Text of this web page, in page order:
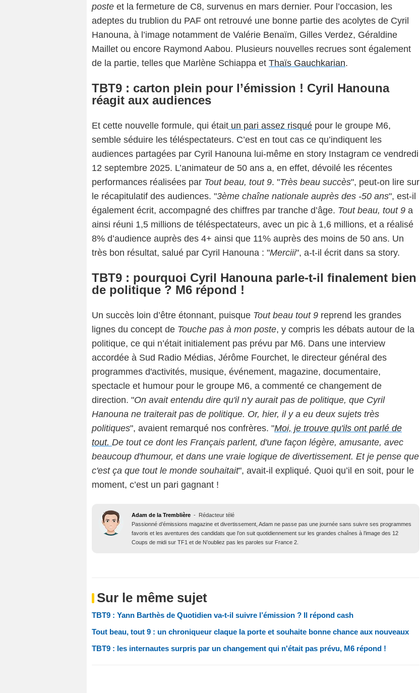
poste et la fermeture de C8, survenus en mars dernier. Pour l’occasion, les
adeptes du trublion du PAF ont retrouvé une bonne partie des acolytes de Cyril
Hanouna, à l’image notamment de Valérie Benaïm, Gilles Verdez, Géraldine
Maillet ou encore Raymond Aabou. Plusieurs nouvelles recrues sont également
de la partie, telles que Marlène Schiappa et Thaïs Gauchkarian.
TBT9 : carton plein pour l’émission ! Cyril Hanouna
réagit aux audiences
Et cette nouvelle formule, qui était un pari assez risqué pour le groupe M6,
semble séduire les téléspectateurs. C’est en tout cas ce qu’indiquent les
audiences partagées par Cyril Hanouna lui-même en story Instagram ce vendredi
12 septembre 2025. L’animateur de 50 ans a, en effet, dévoilé les récentes
performances réalisées par Tout beau, tout 9. "Très beau succès", peut-on lire sur
le récapitulatif des audiences. "3ème chaîne nationale auprès des -50 ans", est-il
également écrit, accompagné des chiffres par tranche d’âge. Tout beau, tout 9 a
ainsi réuni 1,5 millions de téléspectateurs, avec un pic à 1,6 millions, et a réalisé
8% d’audience auprès des 4+ ainsi que 11% auprès des moins de 50 ans. Un
très bon résultat, salué par Cyril Hanouna : "Merciii", a-t-il écrit dans sa story.
TBT9 : pourquoi Cyril Hanouna parle-t-il finalement bien
de politique ? M6 répond !
Un succès loin d’être étonnant, puisque Tout beau tout 9 reprend les grandes
lignes du concept de Touche pas à mon poste, y compris les débats autour de la
politique, ce qui n’était initialement pas prévu par M6. Dans une interview
accordée à Sud Radio Médias, Jérôme Fourchet, le directeur général des
programmes d'activités, musique, événement, magazine, documentaire,
spectacle et humour pour le groupe M6, a commenté ce changement de
direction. "On avait entendu dire qu'il n'y aurait pas de politique, que Cyril
Hanouna ne traiterait pas de politique. Or, hier, il y a eu deux sujets très
politiques", avaient remarqué nos confrères. "Moi, je trouve qu'ils ont parlé de
tout. De tout ce dont les Français parlent, d'une façon légère, amusante, avec
beaucoup d'humour, et dans une vraie logique de divertissement. Et je pense que
c'est ça que tout le monde souhaitait", avait-il expliqué. Quoi qu’il en soit, pour le
moment, c’est un pari gagnant !
Adam de la Tremblière -
Rédacteur télé
Passionné d’émissions magazine et divertissement, Adam ne passe pas une journée sans suivre ses programmes
favoris et les aventures des candidats que l’on suit quotidiennement sur les grandes chaînes à l’image des 12
Coups de midi sur TF1 et de N’oubliez pas les paroles sur France 2.
Sur le même sujet
TBT9 : Yann Barthès de Quotidien va-t-il suivre l’émission ? Il répond cash
Tout beau, tout 9 : un chroniqueur claque la porte et souhaite bonne chance aux nouveaux
TBT9 : les internautes surpris par un changement qui n'était pas prévu, M6 répond !